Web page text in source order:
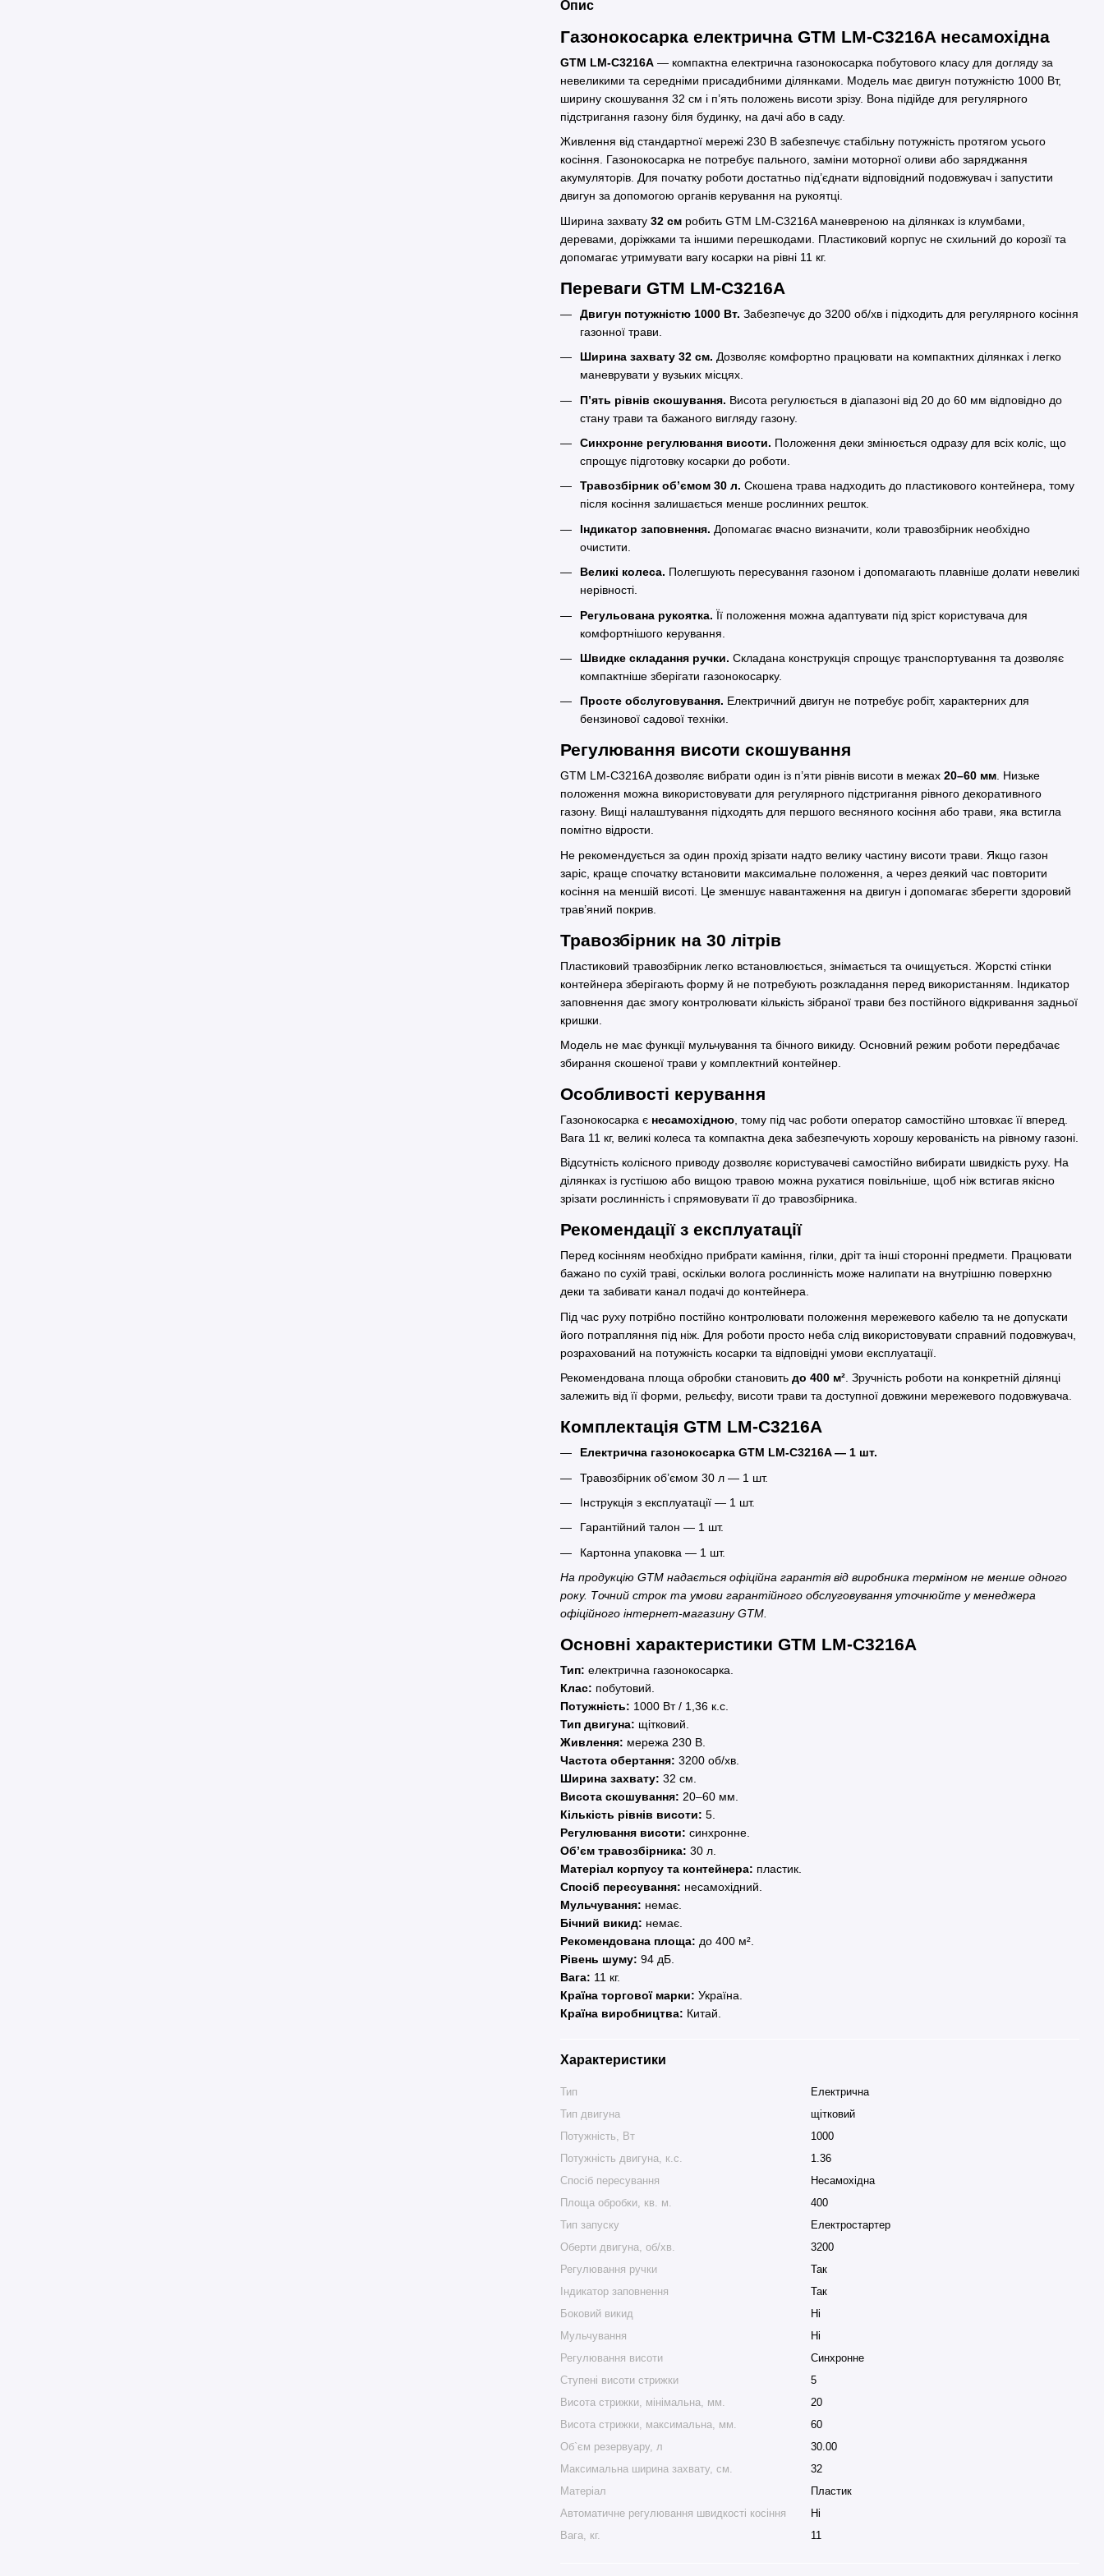
Опис
Газонокосарка електрична GTM LM-C3216A несамохідна
GTM LM-C3216A — компактна електрична газонокосарка побутового класу для догляду за
невеликими та середніми присадибними ділянками. Модель має двигун потужністю 1000 Вт,
ширину скошування 32 см і п’ять положень висоти зрізу. Вона підійде для регулярного
підстригання газону біля будинку, на дачі або в саду.
Живлення від стандартної мережі 230 В забезпечує стабільну потужність протягом усього
косіння. Газонокосарка не потребує пального, заміни моторної оливи або заряджання
акумуляторів. Для початку роботи достатньо під’єднати відповідний подовжувач і запустити
двигун за допомогою органів керування на рукоятці.
Ширина захвату 32 см робить GTM LM-C3216A маневреною на ділянках із клумбами,
деревами, доріжками та іншими перешкодами. Пластиковий корпус не схильний до корозії та
допомагає утримувати вагу косарки на рівні 11 кг.
Переваги GTM LM-C3216A
Двигун потужністю 1000 Вт. Забезпечує до 3200 об/хв і підходить для регулярного косіння
газонної трави.
Ширина захвату 32 см. Дозволяє комфортно працювати на компактних ділянках і легко
маневрувати у вузьких місцях.
П’ять рівнів скошування. Висота регулюється в діапазоні від 20 до 60 мм відповідно до
стану трави та бажаного вигляду газону.
Синхронне регулювання висоти. Положення деки змінюється одразу для всіх коліс, що
спрощує підготовку косарки до роботи.
Травозбірник об’ємом 30 л. Скошена трава надходить до пластикового контейнера, тому
після косіння залишається менше рослинних решток.
Індикатор заповнення. Допомагає вчасно визначити, коли травозбірник необхідно
очистити.
Великі колеса. Полегшують пересування газоном і допомагають плавніше долати невеликі
нерівності.
Регульована рукоятка. Її положення можна адаптувати під зріст користувача для
комфортнішого керування.
Швидке складання ручки. Складана конструкція спрощує транспортування та дозволяє
компактніше зберігати газонокосарку.
Просте обслуговування. Електричний двигун не потребує робіт, характерних для
бензинової садової техніки.
Регулювання висоти скошування
GTM LM-C3216A дозволяє вибрати один із п’яти рівнів висоти в межах 20–60 мм. Низьке
положення можна використовувати для регулярного підстригання рівного декоративного
газону. Вищі налаштування підходять для першого весняного косіння або трави, яка встигла
помітно відрости.
Не рекомендується за один прохід зрізати надто велику частину висоти трави. Якщо газон
заріс, краще спочатку встановити максимальне положення, а через деякий час повторити
косіння на меншій висоті. Це зменшує навантаження на двигун і допомагає зберегти здоровий
трав’яний покрив.
Травозбірник на 30 літрів
Пластиковий травозбірник легко встановлюється, знімається та очищується. Жорсткі стінки
контейнера зберігають форму й не потребують розкладання перед використанням. Індикатор
заповнення дає змогу контролювати кількість зібраної трави без постійного відкривання задньої
кришки.
Модель не має функції мульчування та бічного викиду. Основний режим роботи передбачає
збирання скошеної трави у комплектний контейнер.
Особливості керування
Газонокосарка є несамохідною , тому під час роботи оператор самостійно штовхає її вперед.
Вага 11 кг, великі колеса та компактна дека забезпечують хорошу керованість на рівному газоні.
Відсутність колісного приводу дозволяє користувачеві самостійно вибирати швидкість руху. На
ділянках із густішою або вищою травою можна рухатися повільніше, щоб ніж встигав якісно
зрізати рослинність і спрямовувати її до травозбірника.
Рекомендації з експлуатації
Перед косінням необхідно прибрати каміння, гілки, дріт та інші сторонні предмети. Працювати
бажано по сухій траві, оскільки волога рослинність може налипати на внутрішню поверхню
деки та забивати канал подачі до контейнера.
Під час руху потрібно постійно контролювати положення мережевого кабелю та не допускати
його потрапляння під ніж. Для роботи просто неба слід використовувати справний подовжувач,
розрахований на потужність косарки та відповідні умови експлуатації.
Рекомендована площа обробки становить до 400 м². Зручність роботи на конкретній ділянці
залежить від її форми, рельєфу, висоти трави та доступної довжини мережевого подовжувача.
Комплектація GTM LM-C3216A
Електрична газонокосарка GTM LM-C3216A — 1 шт.
Травозбірник об’ємом 30 л — 1 шт.
Інструкція з експлуатації — 1 шт.
Гарантійний талон — 1 шт.
Картонна упаковка — 1 шт.
На продукцію GTM надається офіційна гарантія від виробника терміном не менше одного
року. Точний строк та умови гарантійного обслуговування уточнюйте у менеджера
офіційного інтернет-магазину GTM.
Основні характеристики GTM LM-C3216A
Тип: електрична газонокосарка.
Клас: побутовий.
Потужність: 1000 Вт / 1,36 к.с.
Тип двигуна: щітковий.
Живлення: мережа 230 В.
Частота обертання: 3200 об/хв.
Ширина захвату: 32 см.
Висота скошування: 20–60 мм.
Кількість рівнів висоти: 5.
Регулювання висоти: синхронне.
Об’єм травозбірника: 30 л.
Матеріал корпусу та контейнера: пластик.
Спосіб пересування: несамохідний.
Мульчування: немає.
Бічний викид: немає.
Рекомендована площа: до 400 м².
Рівень шуму: 94 дБ.
Вага: 11 кг.
Країна торгової марки: Україна.
Країна виробництва: Китай.
Характеристики
Тип
Електрична
Тип двигуна
щітковий
Потужність, Вт
1000
Потужність двигуна, к.с.
1.36
Спосіб пересування
Несамохідна
Площа обробки, кв. м.
400
Тип запуску
Електростартер
Оберти двигуна, об/хв.
3200
Регулювання ручки
Так
Індикатор заповнення
Так
Боковий викид
Ні
Мульчування
Ні
Регулювання висоти
Синхронне
Ступені висоти стрижки
5
Висота стрижки, мінімальна, мм.
20
Висота стрижки, максимальна, мм.
60
Об`єм резервуару, л
30.00
Максимальна ширина захвату, см.
32
Матеріал
Пластик
Автоматичне регулювання швидкості косіння
Ні
Вага, кг.
11